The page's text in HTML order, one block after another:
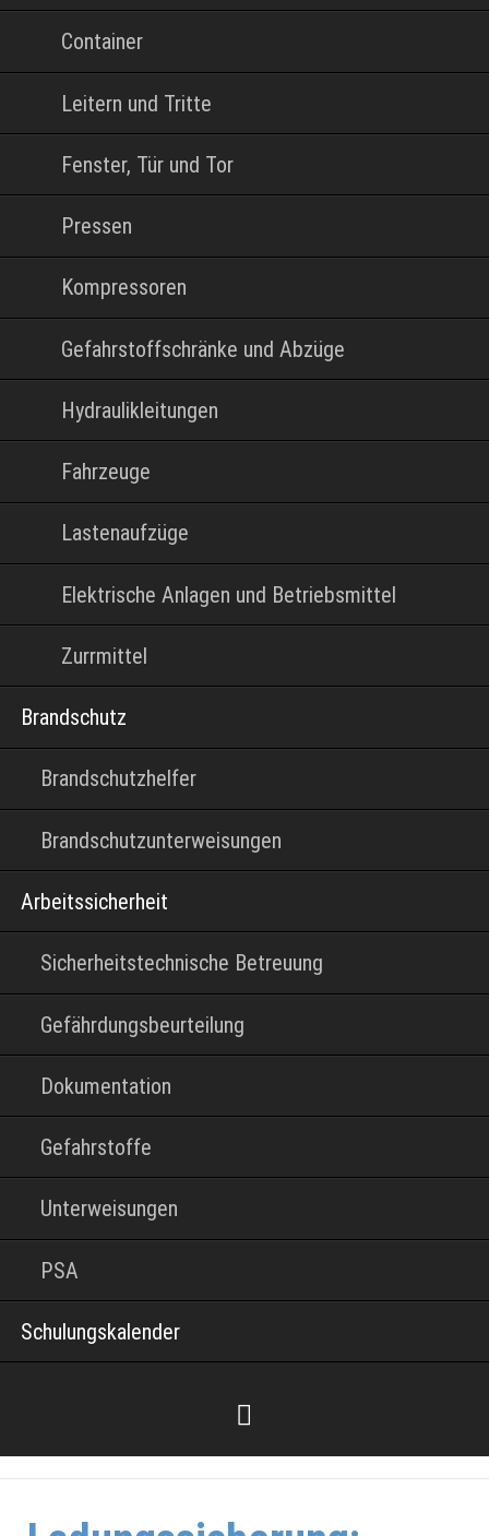
Container
Leitern und Tritte
Fenster, Tür und Tor
Pressen
Kompressoren
Gefahrstoffschränke und Abzüge
Hydraulikleitungen
Fahrzeuge
Lastenaufzüge
Elektrische Anlagen und Betriebsmittel
Zurrmittel
Brandschutz
Brandschutzhelfer
Brandschutzunterweisungen
Arbeitssicherheit
Sicherheitstechnische Betreuung
Gefährdungsbeurteilung
Dokumentation
Gefahrstoffe
Unterweisungen
PSA
Schulungskalender
Facebook